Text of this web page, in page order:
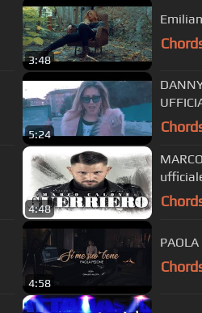
3:48
5:24
DANNY
4:48
4:58